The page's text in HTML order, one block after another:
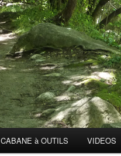
CABANE à OUTILS VIDEOS